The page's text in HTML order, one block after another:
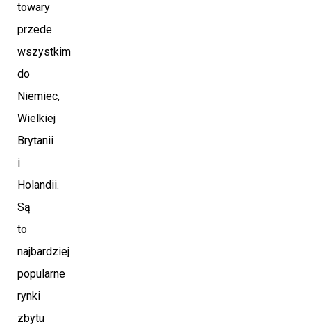
towary
przede
wszystkim
do
Niemiec,
Wielkiej
Brytanii
i
Holandii.
Są
to
najbardziej
popularne
rynki
zbytu